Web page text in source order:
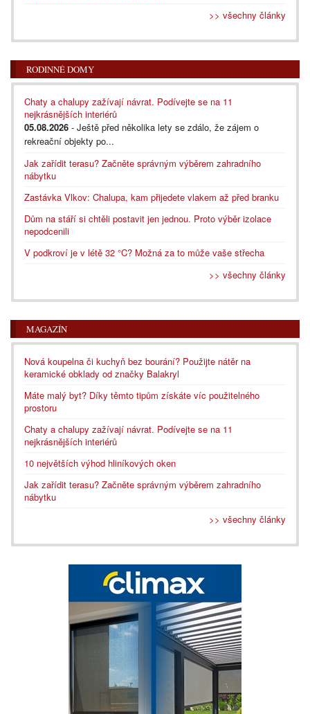
>> všechny články
RODINNÉ DOMY
Chaty a chalupy zažívají návrat. Podívejte se na 11
nejkrásnějších interiérů
05.08.2026 - Ještě před několika lety se zdálo, že zájem o
rekreační objekty po...
Jak zařídit terasu? Začněte správným výběrem zahradního
nábytku
Zastávka Vlkov: Chalupa, kam přijedete vlakem až před branku
Dům na stáří si chtěli postavit jen jednou. Proto výběr izolace
nepodcenili
V podkroví je v létě 32 °C? Možná za to může vaše střecha
>> všechny články
MAGAZÍN
Nová koupelna či kuchyň bez bourání? Použijte nátěr na
keramické obklady od značky Balakryl
Máte malý byt? Díky těmto tipům získáte víc použitelného
prostoru
Chaty a chalupy zažívají návrat. Podívejte se na 11
nejkrásnějších interiérů
10 největších výhod hliníkových oken
Jak zařídit terasu? Začněte správným výběrem zahradního
nábytku
>> všechny články